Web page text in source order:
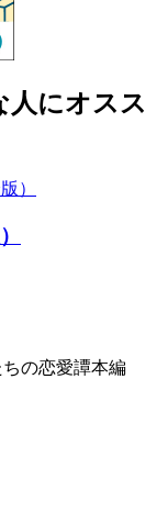
人にオスス
の恋愛譚本編